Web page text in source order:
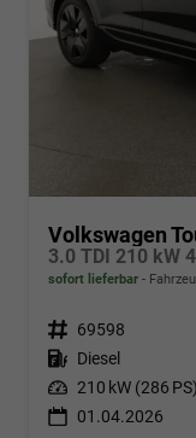
Volkswagen
sofort lieferbar
Fahrzeugnr. 69598
Kraftstoff Diesel
Leistung 210 kW (286 PS)
01.04.2026